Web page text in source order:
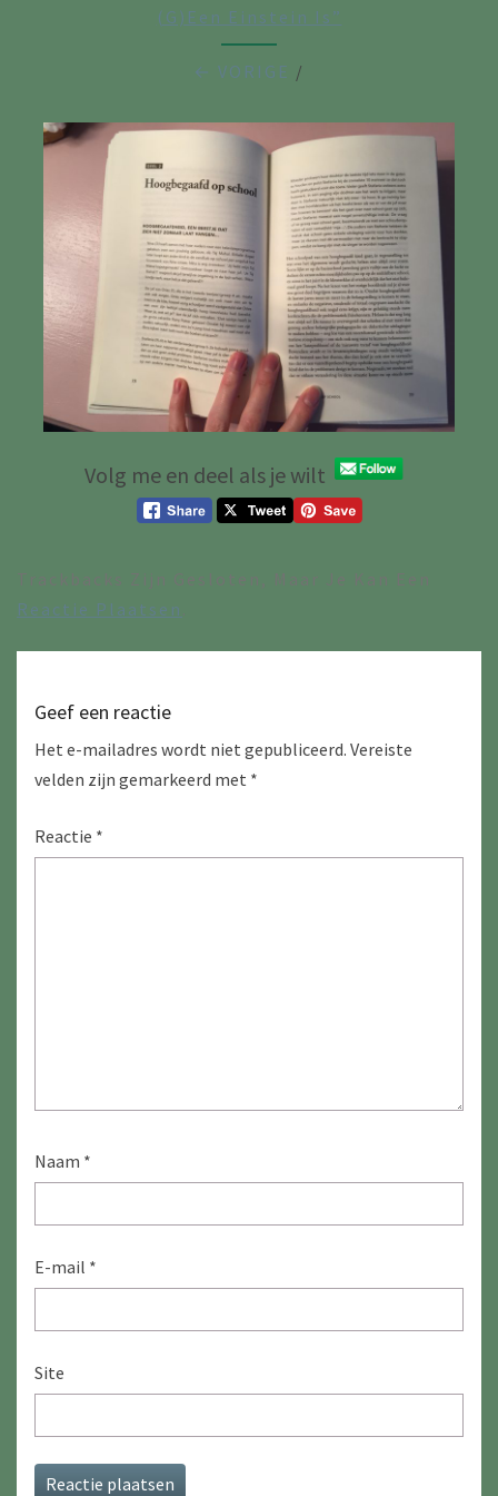
(g)een Einstein Is”
← VORIGE /
Volg me en deel als je wilt
Reactie Plaatsen
Geef een reactie
Het e-mailadres wordt niet gepubliceerd. Vereiste
velden zijn gemarkeerd met *
Reactie *
Naam *
E-mail *
Site